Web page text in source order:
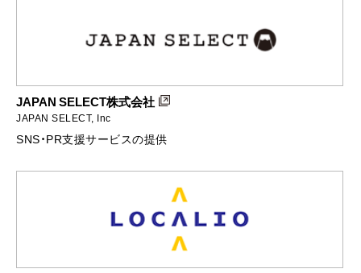
JAPAN SELECT株式会社
JAPAN SELECT, Inc
SNS・PR支援サービスの提供